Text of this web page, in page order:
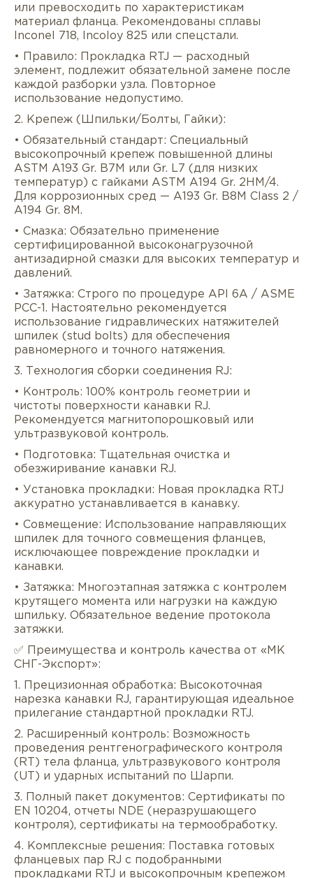
или превосходить по характеристикам
материал фланца. Рекомендованы сплавы
Inconel 718, Incoloy 825 или спецстали.
• Правило: Прокладка RTJ — расходный
элемент, подлежит обязательной замене после
каждой разборки узла. Повторное
использование недопустимо.
2. Крепеж (Шпильки/Болты, Гайки):
• Обязательный стандарт: Специальный
высокопрочный крепеж повышенной длины
ASTM A193 Gr. B7M или Gr. L7 (для низких
температур) с гайками ASTM A194 Gr. 2HM/4.
Для коррозионных сред — A193 Gr. B8M Class 2 /
A194 Gr. 8M.
• Смазка: Обязательно применение
сертифицированной высоконагрузочной
антизадирной смазки для высоких температур и
давлений.
• Затяжка: Строго по процедуре API 6A / ASME
PCC-1. Настоятельно рекомендуется
использование гидравлических натяжителей
шпилек (stud bolts) для обеспечения
равномерного и точного натяжения.
3. Технология сборки соединения RJ:
• Контроль: 100% контроль геометрии и
чистоты поверхности канавки RJ.
Рекомендуется магнитопорошковый или
ультразвуковой контроль.
• Подготовка: Тщательная очистка и
обезжиривание канавки RJ.
• Установка прокладки: Новая прокладка RTJ
аккуратно устанавливается в канавку.
• Совмещение: Использование направляющих
шпилек для точного совмещения фланцев,
исключающее повреждение прокладки и
канавки.
• Затяжка: Многоэтапная затяжка с контролем
крутящего момента или нагрузки на каждую
шпильку. Обязательное ведение протокола
затяжки.
✅ Преимущества и контроль качества от «МК
СНГ-Экспорт»:
1. Прецизионная обработка: Высокоточная
нарезка канавки RJ, гарантирующая идеальное
прилегание стандартной прокладки RTJ.
2. Расширенный контроль: Возможность
проведения рентгенографического контроля
(RT) тела фланца, ультразвукового контроля
(UT) и ударных испытаний по Шарпи.
3. Полный пакет документов: Сертификаты по
EN 10204, отчеты NDE (неразрушающего
контроля), сертификаты на термообработку.
4. Комплексные решения: Поставка готовых
фланцевых пар RJ с подобранными
прокладками RTJ и высокопрочным крепежом